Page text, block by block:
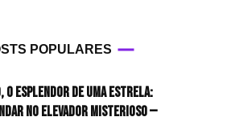
POPULARES
o esplendor de uma estrela:
no elevador misterioso —